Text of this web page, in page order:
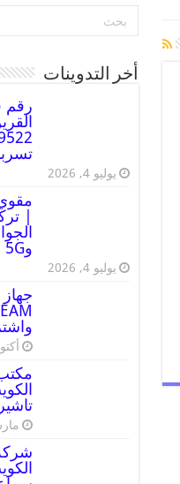
أخر التدوينات
رقم
يوليو 4, 2026
|
و5G
يوليو 4, 2026
أكتوبر
مارس